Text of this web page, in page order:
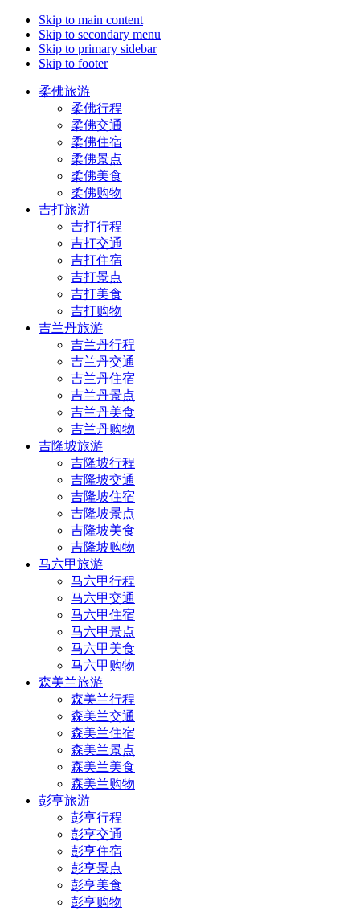
Skip to main content
Skip to secondary menu
Skip to primary sidebar
Skip to footer
柔佛旅游
柔佛行程
柔佛交通
柔佛住宿
柔佛景点
柔佛美食
柔佛购物
吉打旅游
吉打行程
吉打交通
吉打住宿
吉打景点
吉打美食
吉打购物
吉兰丹旅游
吉兰丹行程
吉兰丹交通
吉兰丹住宿
吉兰丹景点
吉兰丹美食
吉兰丹购物
吉隆坡旅游
吉隆坡行程
吉隆坡交通
吉隆坡住宿
吉隆坡景点
吉隆坡美食
吉隆坡购物
马六甲旅游
马六甲行程
马六甲交通
马六甲住宿
马六甲景点
马六甲美食
马六甲购物
森美兰旅游
森美兰行程
森美兰交通
森美兰住宿
森美兰景点
森美兰美食
森美兰购物
彭亨旅游
彭亨行程
彭亨交通
彭亨住宿
彭亨景点
彭亨美食
彭亨购物